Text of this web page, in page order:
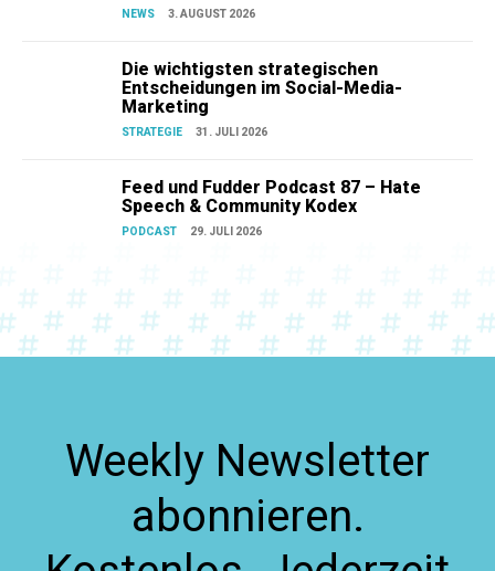
NEWS 3. AUGUST 2026
Die wichtigsten strategischen
Entscheidungen im Social-Media-
Marketing
STRATEGIE 31. JULI 2026
Feed und Fudder Podcast 87 – Hate
Speech & Community Kodex
PODCAST 29. JULI 2026
Weekly Newsletter
abonnieren.